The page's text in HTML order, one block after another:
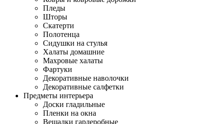
Пледы
Шторы
Скатерти
Полотенца
Сидушки на стулья
Халаты домашние
Махровые халаты
Фартуки
Декоративные наволочки
Декоративные салфетки
Предметы интерьера
Доски гладильные
Пленки на окна
Вешалки гардеробные